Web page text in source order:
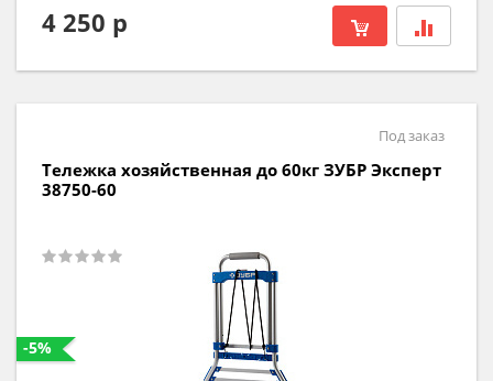
4 250 р
Под заказ
Тележка хозяйственная до 60кг ЗУБР Эксперт
38750-60
-5%